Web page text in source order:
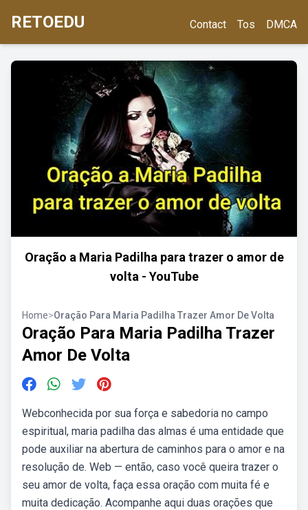
RETOEDU Contact Tos DMCA
Oração a Maria Padilha para trazer o amor de
volta - YouTube
Home>Oração Para Maria Padilha Trazer Amor De Volta
Oração Para Maria Padilha Trazer
Amor De Volta
Webconhecida por sua força e sabedoria no campo
espiritual, maria padilha das almas é uma entidade que
pode auxiliar na abertura de caminhos para o amor e na
resolução de. Web — então, caso você queira trazer o
seu amor de volta, faça essa oração com muita fé e
muita dedicação. Acompanhe aqui duas orações que